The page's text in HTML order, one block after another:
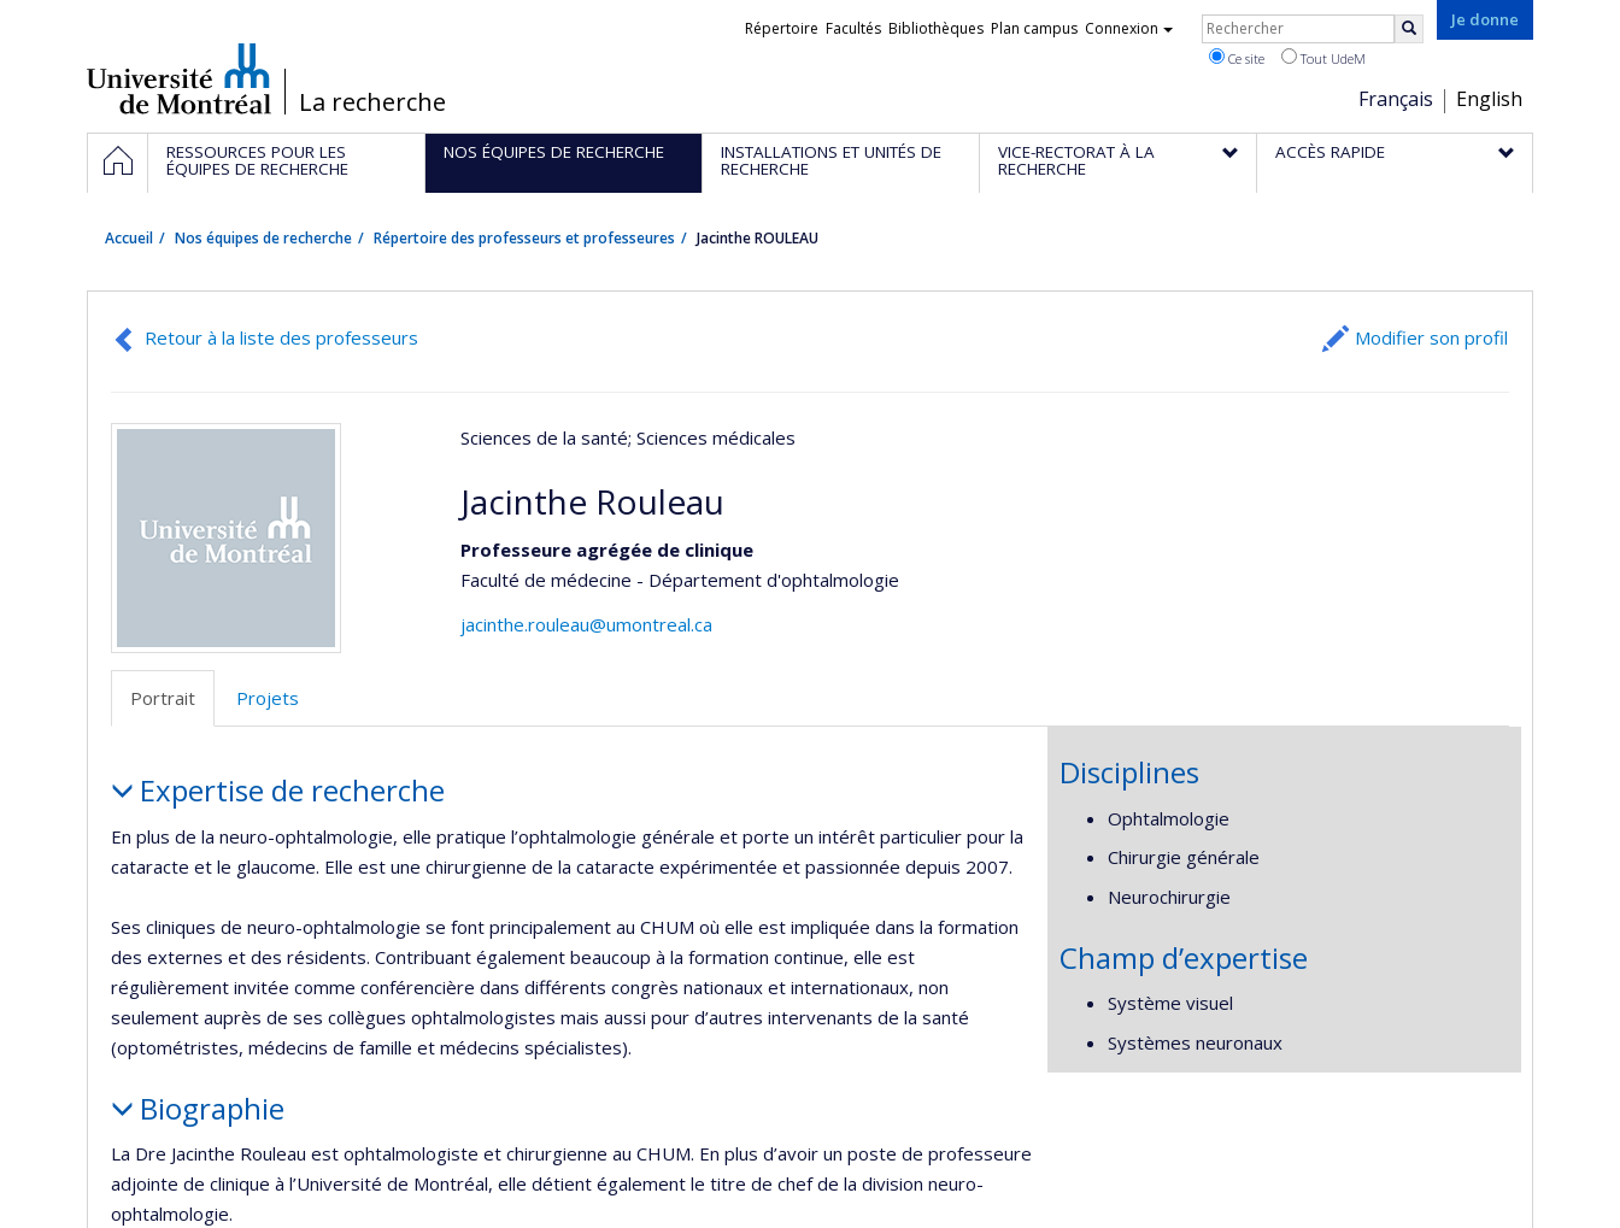
/La recherche
Je donne
Choix
de
la
Français English
Liens
Répertoire Facultés Bibliothèques Plan campus Connexion Rechercher
Ce site Tout UdeM
Navigation
principale
ACCUEILRESSOURCES POUR LES
ÉQUIPES DE RECHERCHE
NOS ÉQUIPES DE RECHERCHE INSTALLATIONS ET UNITÉS DE
RECHERCHE
VICE-RECTORAT À LA
RECHERCHE
ACCÈS RAPIDE
Accueil Nos équipes de recherche Répertoire des professeurs et professeures Jacinthe ROULEAU
Retour à la liste des professeurs Modifier son profil
Sciences de la santé; Sciences médicales
Jacinthe Rouleau
Professeure agrégée de clinique
Faculté de médecine - Département d'ophtalmologie
jacinthe.rouleau@umontreal.ca
Portrait Projets
Expertise de recherche
En plus de la neuro-ophtalmologie, elle pratique l’ophtalmologie générale et porte un intérêt particulier pour la
cataracte et le glaucome. Elle est une chirurgienne de la cataracte expérimentée et passionnée depuis 2007.
Ses cliniques de neuro-ophtalmologie se font principalement au CHUM où elle est impliquée dans la formation
des externes et des résidents. Contribuant également beaucoup à la formation continue, elle est
régulièrement invitée comme conférencière dans différents congrès nationaux et internationaux, non
seulement auprès de ses collègues ophtalmologistes mais aussi pour d’autres intervenants de la santé
(optométristes, médecins de famille et médecins spécialistes).
Biographie
La Dre Jacinthe Rouleau est ophtalmologiste et chirurgienne au CHUM. En plus d’avoir un poste de professeure
adjointe de clinique à l’Université de Montréal, elle détient également le titre de chef de la division neuro-
ophtalmologie.
Disciplines
Ophtalmologie
Chirurgie générale
Neurochirurgie
Champ d’expertise
Système visuel
Systèmes neuronaux